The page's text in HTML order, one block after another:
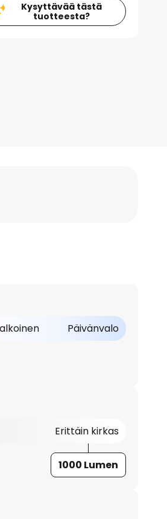
Kysyttävää tästä
tuotteesta?
Päivänvalo
Erittäin kirkas
1000 Lumen